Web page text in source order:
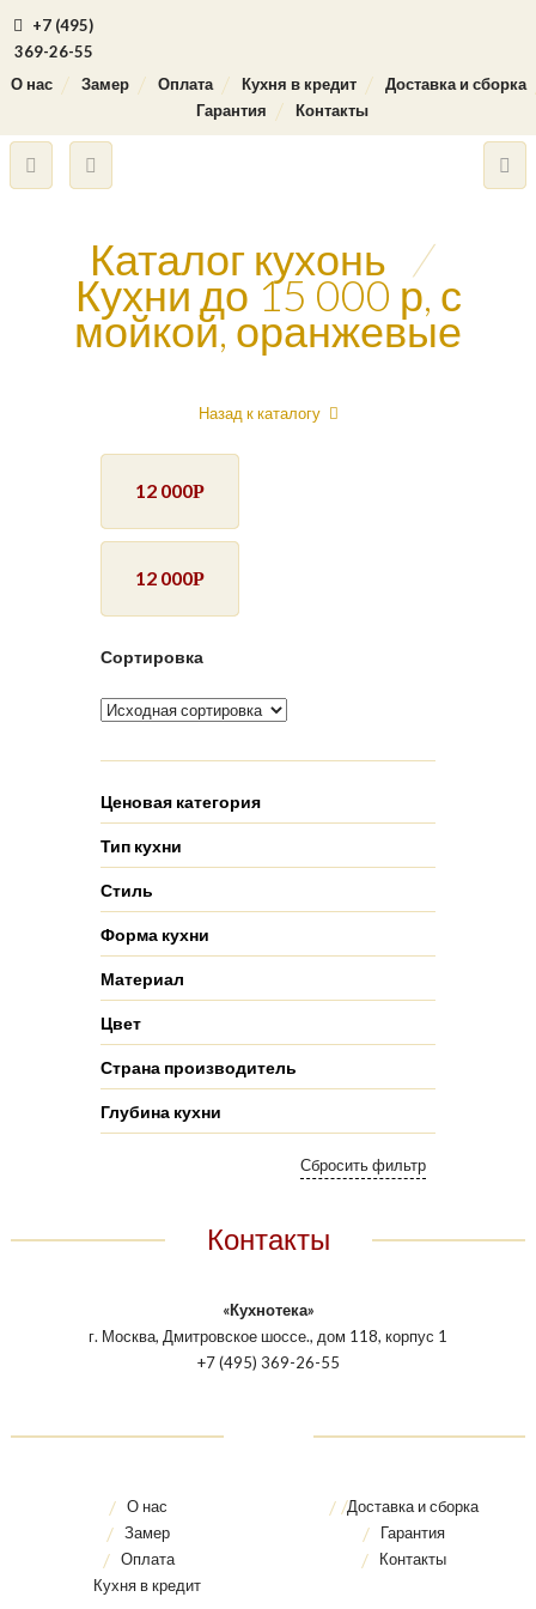
+7 (495)
369-26-55
О нас
Замер Оплата Кухня в кредит
Доставка и сборка
Гарантия
Контакты
Каталог кухонь /
Кухни до 15 000 р, с
мойкой, оранжевые
Назад к каталогу
12 000Р
12 000Р
Сортировка
Ценовая категория
Тип кухни
Стиль
Форма кухни
Материал
Цвет
Страна производитель
Глубина кухни
Контакты
«Кухнотека»
г. Москва, Дмитровское шоссе., дом 118, корпус 1
+7 (495) 369-26-55
О нас
Замер
Оплата
Кухня в кредит
Доставка и сборка
Гарантия
Контакты